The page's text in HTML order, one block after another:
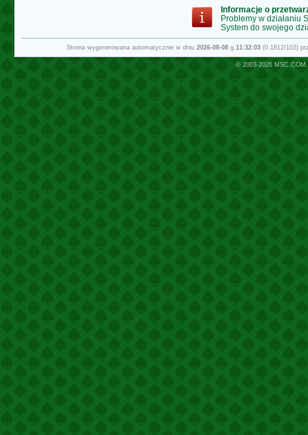
Informacje o
Problemy w działaniu
System do swojego
Strona wygenerowana automatycznie w dniu 2026-08-08g.11:32:03(0.1812/102)
© 2003-2026